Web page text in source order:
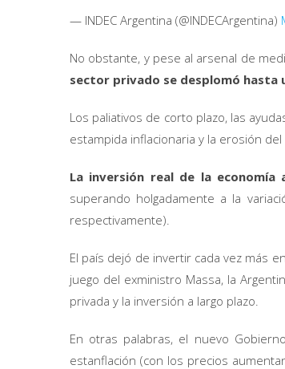
— INDEC Argentina (@INDECArgentina)
No obstante, y pese al arsenal de
sector privado se desplomó hasta
Los paliativos de corto plazo, las
estampida inflacionaria y la erosión
La inversión real de la
superando holgadamente a la
respectivamente).
El país dejó de invertir cada vez más
juego del exministro Massa, la
privada y la inversión a largo plazo.
En otras palabras, el nuevo
estanflación (con los precios